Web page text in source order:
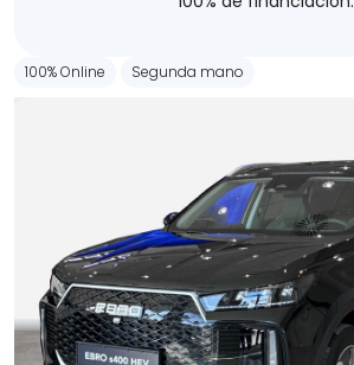
100% Online Segunda mano